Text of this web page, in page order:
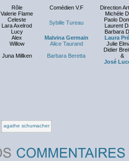
Rôle Comédien V.F
Direction
Valerie Flame
Sybille Tureau
Michèle
Celeste
Paolo
Lara Axelrod
Laurent
Lucy
Barbara
Alex Malvina Germain
Laura
Willow Alice Taurand
Julie
Juna Millken Barbara Beretta
Didier
&
José
agathe schumacher